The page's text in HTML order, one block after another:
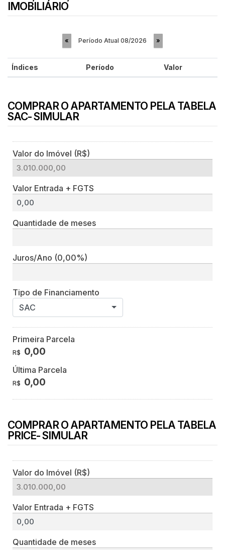
IMOBILIÁRIO
« Período Atual 08/2026 »
Índices Período Valor
COMPRAR O APARTAMENTO PELA TABELA
SAC- SIMULAR
Valor do Imóvel (R$)
Valor Entrada + FGTS
Quantidade de meses
Juros/Ano (0,00%)
Tipo de Financiamento
SAC
Primeira Parcela
R$ 0,00
Última Parcela
R$ 0,00
COMPRAR O APARTAMENTO PELA TABELA
PRICE- SIMULAR
Valor do Imóvel (R$)
Valor Entrada + FGTS
Quantidade de meses